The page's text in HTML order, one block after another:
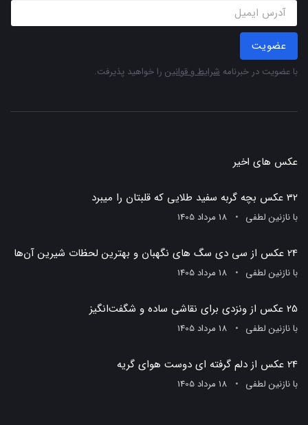
عضویت
با عضویت در خبرنامه شرایط و قوانین را خواهید پذیرفت.
عکس های اخیر
32 عکس بچه گربه سفید طلایی که قلبتان را میبرد
بانازنین لطفی 18 مرداد 1405
24 عکس از سی دی سگ های نگهبان و بهترین لحظات شیرین آن‌ها
بانازنین لطفی 18 مرداد 1405
25 عکس از ونزدی برای نقاشی ساده و شگفت‌انگیز
بانازنین لطفی 18 مرداد 1405
24 عکس از دلم گرفته ای دوست هوای گریه
بانازنین لطفی 18 مرداد 1405